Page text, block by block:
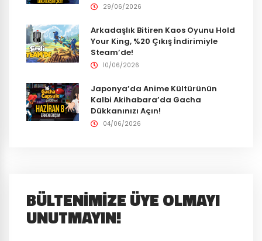
29/06/2026
Arkadaşlık Bitiren Kaos Oyunu Hold
Your King, %20 Çıkış İndirimiyle
Steam’de!
10/06/2026
Japonya’da Anime Kültürünün
Kalbi Akihabara’da Gacha
Dükkanınızı Açın!
04/06/2026
BÜLTENIMIZE ÜYE OLMAYI
UNUTMAYIN!